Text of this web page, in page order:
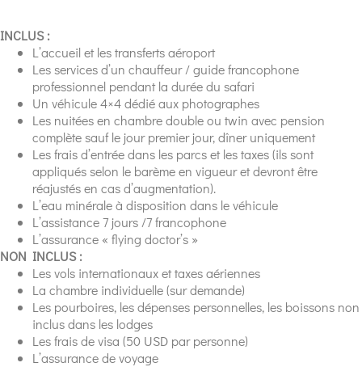
INCLUS :
L’accueil et les transferts aéroport
Les services d’un chauffeur / guide francophone
professionnel pendant la durée du safari
Un véhicule 4×4 dédié aux photographes
Les nuitées en chambre double ou twin avec pension
complète sauf le jour premier jour, dîner uniquement
Les frais d’entrée dans les parcs et les taxes (ils sont
appliqués selon le barème en vigueur et devront être
réajustés en cas d’augmentation).
L’eau minérale à disposition dans le véhicule
L’assistance 7 jours /7 francophone
L’assurance « flying doctor’s »
NON INCLUS :
Les vols internationaux et taxes aériennes
La chambre individuelle (sur demande)
Les pourboires, les dépenses personnelles, les boissons non
inclus dans les lodges
Les frais de visa (50 USD par personne)
L’assurance de voyage